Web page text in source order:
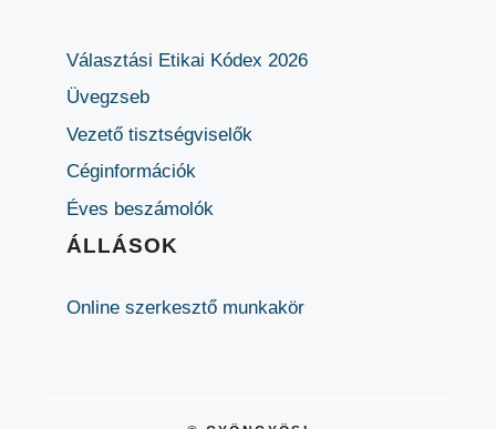
Választási Etikai Kódex 2026
Üvegzseb
Vezető tisztségviselők
Céginformációk
Éves beszámolók
ÁLLÁSOK
Online szerkesztő munkakör